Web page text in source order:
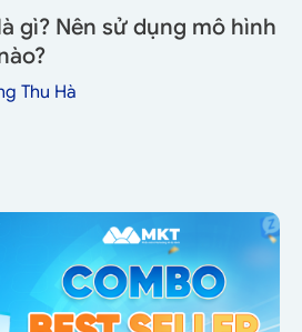
gì? Nên sử dụng mô hình
Thu Hà